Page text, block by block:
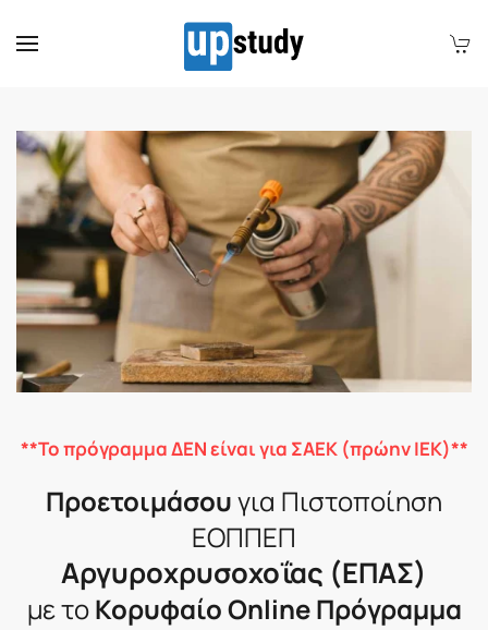
Skip to main content
**Το πρόγραμμα ΔΕΝ είναι για ΣΑΕΚ (πρώην ΙΕΚ)**
Προετοιμάσουγια Πιστοποίηση
ΕΟΠΠΕΠ
Αργυροχρυσοχοΐας (ΕΠΑΣ)
με τοΚορυφαίο Online Πρόγραμμα